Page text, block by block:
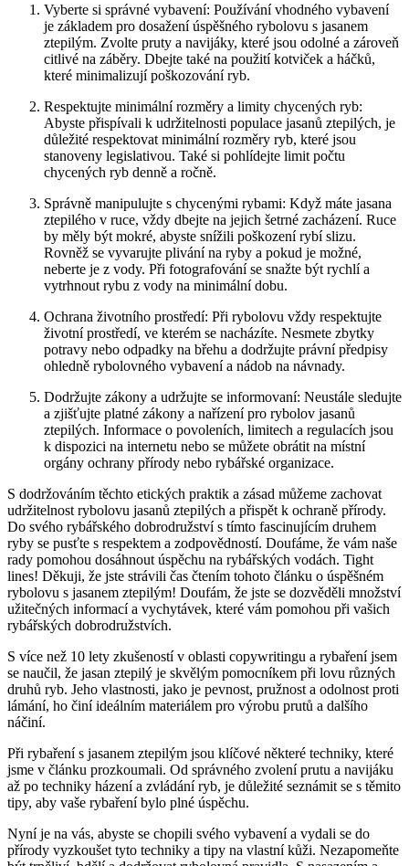
Vyberte⁣ si správné vybavení: Používání vhodného vybavení
je základem pro dosažení⁢ úspěšného rybolovu s jasanem
ztepilým. Zvolte pruty a navijáky, které jsou odolné a zároveň
citlivé na záběry. Dbejte také na⁢ použití kotviček a⁤ háčků,
které minimalizují poškozování ryb.
Respektujte minimální rozměry a limity chycených ryb:
Abyste přispívali k udržitelnosti populace jasanů ztepilých, je‍
důležité respektovat minimální rozměry ryb, které jsou
stanoveny legislativou. Také ‍si‌ pohlídejte limit počtu
chycených⁣ ryb denně a ročně.
Správně manipulujte s‌ chycenými rybami: Když máte jasana
ztepilého v ruce, vždy dbejte na⁣ jejich ​šetrné zacházení. Ruce
by měly být mokré, abyste snížili poškození rybí slizu.
Rovněž se⁤ vyvarujte plivání na ryby a pokud je možné,
neberte je z vody. Při fotografování se snažte být rychlí a
vytrhnout ⁢rybu z vody na minimální dobu.
Ochrana životního prostředí: Při rybolovu vždy respektujte
životní prostředí, ve kterém se nacházíte. Nesmete zbytky
potravy nebo odpadky na břehu a dodržujte⁤ právní předpisy
ohledně rybolovného vybavení a nádob na návnady.
Dodržujte zákony a udržujte se​ informovaní:​ Neustále sledujte
a zjišťujte platné ‍zákony a nařízení pro rybolov jasanů
ztepilých. Informace‌ o povoleních, limitech a regulacích jsou
⁣k dispozici na internetu ⁣nebo se můžete obrátit na místní
orgány​ ochrany přírody nebo rybářské organizace.
S‍ dodržováním těchto ​etických praktik a zásad můžeme zachovat
udržitelnost rybolovu jasanů ztepilých a přispět k ochraně přírody.
Do svého rybářského ⁣dobrodružství s tímto fascinujícím druhem
ryby se pusťte s respektem a​ zodpovědností. Doufáme, že vám naše
rady pomohou dosáhnout úspěchu na rybářských vodách. ⁤Tight
lines! Děkuji, že jste strávili čas čtením tohoto článku o úspěšném
rybolovu s jasanem ‌ztepilým! Doufám, že jste se dozvěděli množství⁣
užitečných informací a vychytávek, které vám pomohou při ‍vašich
⁤rybářských dobrodružstvích.
S⁢ více než 10 lety zkušeností v‌ oblasti copywritingu a rybaření jsem
se ​naučil, že ‍jasan ztepilý je skvělým pomocníkem při lovu různých
druhů ryb. Jeho vlastnosti, jako je pevnost, pružnost​ a odolnost ‍proti
lámání, ho činí ideálním ⁤materiálem pro ​výrobu prutů a dalšího
náčiní.
Při rybaření s jasanem ztepilým jsou klíčové některé techniky, které
jsme v článku prozkoumali. Od správného zvolení⁤ prutu a navijáku
až po techniky házení a zvládání ryb, je⁢ důležité seznámit se s⁤ těmito
tipy, aby vaše rybaření bylo plné úspěchu.
Nyní je na vás, abyste se chopili svého ⁤vybavení a vydali se do
přírody vyzkoušet tyto ‌techniky a tipy na vlastní kůži. ‍Nezapomeňte